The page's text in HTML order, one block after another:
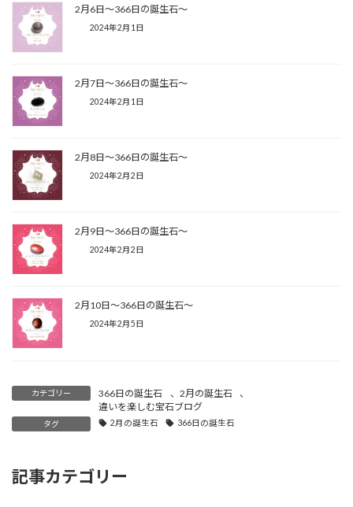
2月6日〜366日の誕生石〜
2024年2月1日
2月7日〜366日の誕生石〜
2024年2月1日
2月8日〜366日の誕生石〜
2024年2月2日
2月9日〜366日の誕生石〜
2024年2月2日
2月10日〜366日の誕生石〜
2024年2月5日
カテゴリー 366日の誕生石 、 2月の誕生石
、
違いを楽しむ宝石ブログ
タグ 2月の誕生石 366日の誕生石
記事カテゴリー